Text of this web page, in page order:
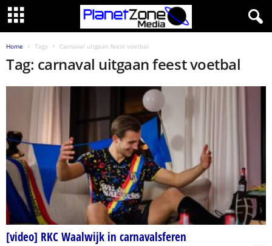
Home Tags Carnaval uitgaan feest voetbal
Tag: carnaval uitgaan feest voetbal
[video] RKC Waalwijk in carnavalsferen